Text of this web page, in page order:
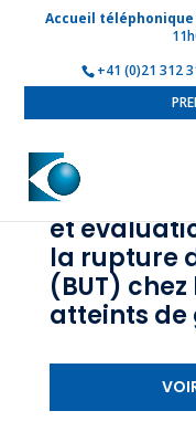
Accueil téléphonique
+41 (0)21 312
Analyse de
et
la rupture
(BUT)
atteints de